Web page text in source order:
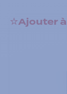
Ajouter